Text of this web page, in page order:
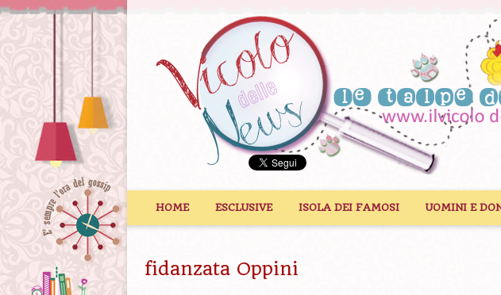
HOME ESCLUSIVE ISOLA DEI FAMOSI UOMINI E
fidanzata Oppini